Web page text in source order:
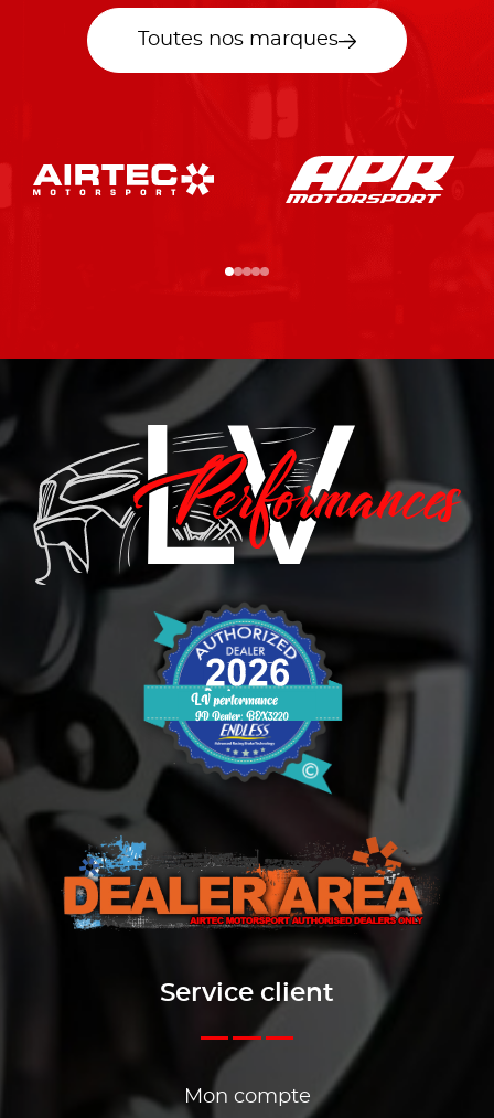
Toutes nos marques
Service client
Mon compte